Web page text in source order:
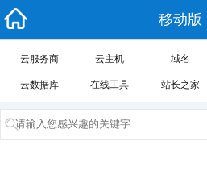
移动版
云服务商 云主机 域名
云数据库 在线工具 站长之家